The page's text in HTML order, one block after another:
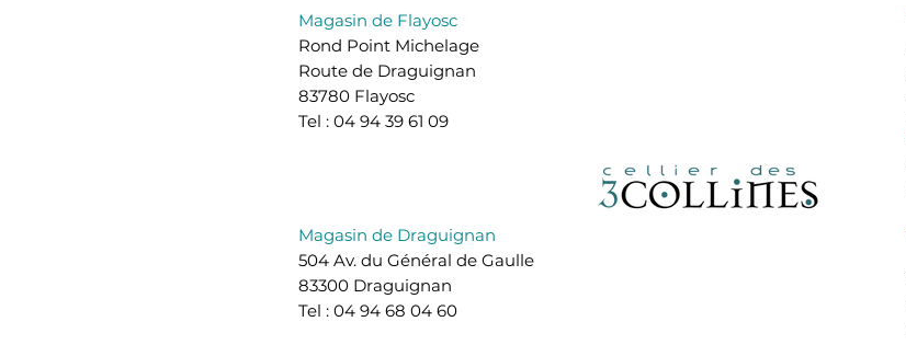
Magasin de Flayosc
Rond Point Michelage
Route de Draguignan
83780 Flayosc
Tel : 04 94 39 61 09
Magasin de Draguignan
504 Av. du Général de Gaulle
83300 Draguignan
Tel : 04 94 68 04 60